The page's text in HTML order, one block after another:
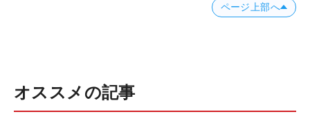
ページ上部へ
オススメの記事